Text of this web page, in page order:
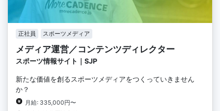
正社員 スポーツメディア
メディア運営／コンテンツディレクター
スポーツ情報サイト｜SJP
新たな価値を創るスポーツメディアをつくっていきません
か？
月給: 335,000円〜